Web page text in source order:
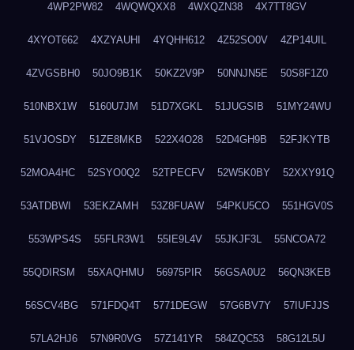
4WP2PW82 4WQWQXX8 4WXQZN38 4X7TT8GV
4XYOT662 4XZYAUHI 4YQHH612 4Z52SO0V 4ZP14UIL
4ZVGSBH0 50JO9B1K 50KZ2V9P 50NNJN5E 50S8F1Z0
510NBX1W 5160U7JM 51D7XGKL 51JUGSIB 51MY24WU
51VJOSDY 51ZE8MKB 522X4O28 52D4GH9B 52FJKYTB
52MOA4HC 52SYO0Q2 52TPECFV 52W5K0BY 52XXY91Q
53ATDBWI 53EKZAMH 53Z8FUAW 54PKU5CO 551HGV0S
553WPS4S 55FLR3W1 55IE9L4V 55JKJF3L 55NCOA72
55QDIRSM 55XAQHMU 56975PIR 56GSA0U2 56QN3KEB
56SCV4BG 571FDQ4T 5771DEGW 57G6BV7Y 57IUFJJS
57LA2HJ6 57N9R0VG 57Z141YR 584ZQC53 58G12L5U